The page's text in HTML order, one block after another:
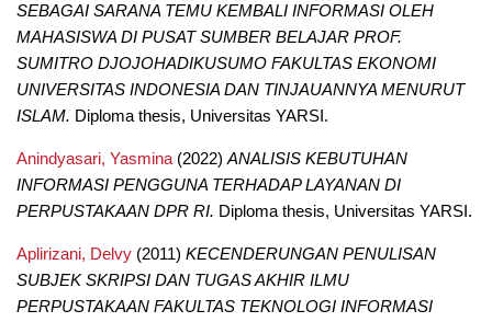
SEBAGAI SARANA TEMU KEMBALI INFORMASI OLEH
MAHASISWA DI PUSAT SUMBER BELAJAR PROF.
SUMITRO DJOJOHADIKUSUMO FAKULTAS EKONOMI
UNIVERSITAS INDONESIA DAN TINJAUANNYA MENURUT
ISLAM. Diploma thesis, Universitas YARSI.
Anindyasari, Yasmina(2022) ANALISIS KEBUTUHAN
INFORMASI PENGGUNA TERHADAP LAYANAN DI
PERPUSTAKAAN DPR RI. Diploma thesis, Universitas YARSI.
Aplirizani, Delvy(2011) KECENDERUNGAN PENULISAN
SUBJEK SKRIPSI DAN TUGAS AKHIR ILMU
PERPUSTAKAAN FAKULTAS TEKNOLOGI INFORMASI